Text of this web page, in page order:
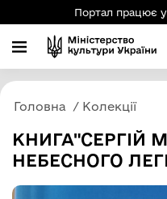
Портал працює
Головна Колекції
КНИГА"СЕРГІЙ
НЕБЕСНОГО